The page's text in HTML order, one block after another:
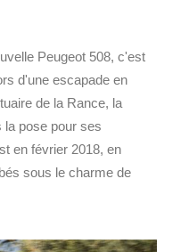
Peugeot 508, c'est
d'une escapade en
de la Rance, la
la pose pour ses
en février 2018, en
sous le charme de